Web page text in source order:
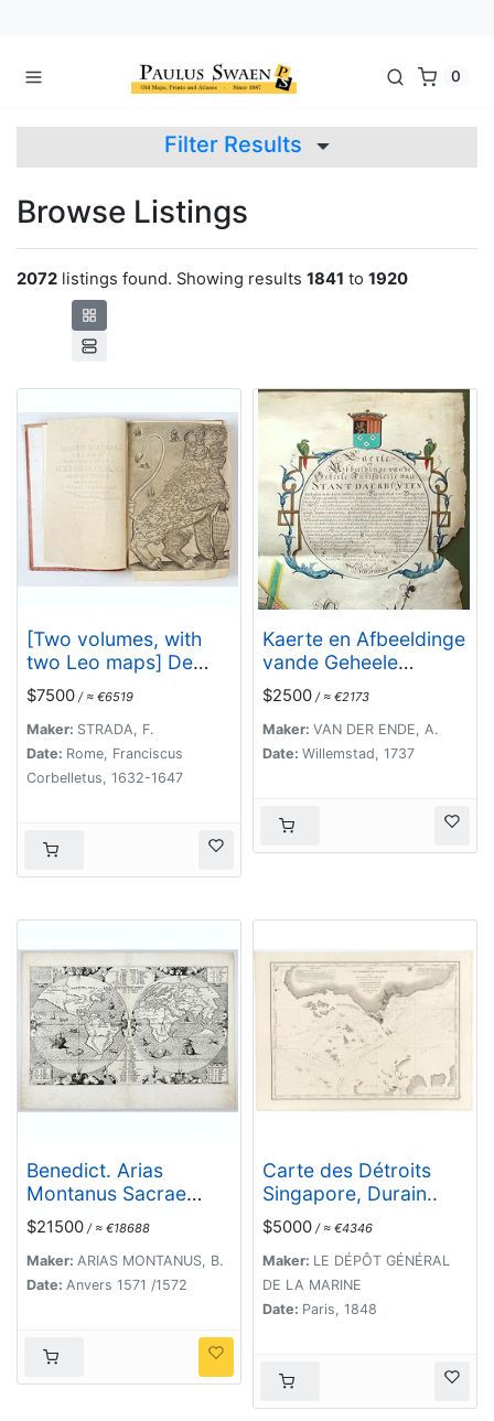
0
Filter Results
Browse Listings
2072 listings found. Showing results 1841 to 1920
[Two volumes, with
two Leo maps] De
Bello Belgico, Decas
Prima / Decas
Secunda.
$7500 / ≈ €6519
Maker: STRADA, F.
Date: Rome, Franciscus
Corbelletus, 1632-1647
Kaerte en Afbeeldinge
vande Geheele
Jurisdictie van
Stantdarbuyten
Gelegen in de
Generaliteit onder
$2500 / ≈ €2173
Maker: VAN DER ENDE, A.
Date: Willemstad, 1737
Benedict. Arias
Montanus Sacrae
Geographiae Tabulam
Ex Antiq
$21500 / ≈ €18688
Maker: ARIAS MONTANUS, B.
Date: Anvers 1571 /1572
Carte des Détroits
Singapore, Durain..
$5000 / ≈ €4346
Maker: LE DÉPÔT GÉNÉRAL
DE LA MARINE
Date: Paris, 1848